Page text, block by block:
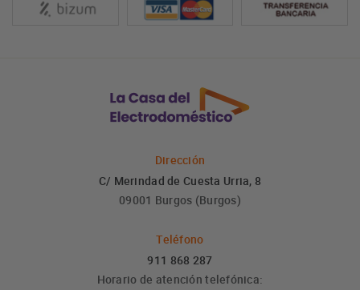
Dirección
C/ Merindad de Cuesta Urria, 8
09001 Burgos (Burgos)
Teléfono
911 868 287
Horario de atención telefónica: